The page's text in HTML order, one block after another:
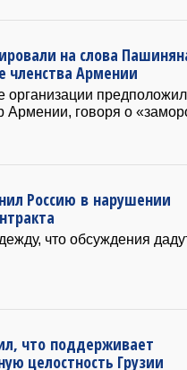
на слова
членства Армении
организации
говоря о
Россию в нарушении
что обсуждения
что поддерживает
целостность Грузии